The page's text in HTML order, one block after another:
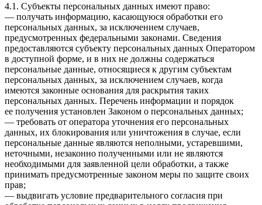
4.1. Субъекты персональных данных имеют право:
— получать информацию, касающуюся обработки его
персональных данных, за исключением случаев,
предусмотренных федеральными законами. Сведения
предоставляются субъекту персональных данных Оператором
в доступной форме, и в них не должны содержаться
персональные данные, относящиеся к другим субъектам
персональных данных, за исключением случаев, когда
имеются законные основания для раскрытия таких
персональных данных. Перечень информации и порядок
ее получения установлен Законом о персональных данных;
— требовать от оператора уточнения его персональных
данных, их блокирования или уничтожения в случае, если
персональные данные являются неполными, устаревшими,
неточными, незаконно полученными или не являются
необходимыми для заявленной цели обработки, а также
принимать предусмотренные законом меры по защите своих
прав;
— выдвигать условие предварительного согласия при